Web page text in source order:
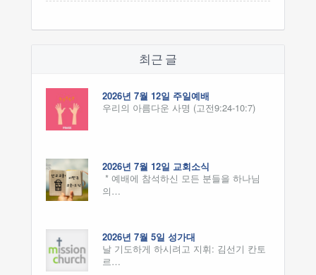
최근 글
2026년 7월 12일 주일예배
우리의 아름다운 사명 (고전9:24-10:7)
2026년 7월 12일 교회소식
* 예배에 참석하신 모든 분들을 하나님
의…
2026년 7월 5일 성가대
날 기도하게 하시려고 지휘: 김선기 칸토
르…